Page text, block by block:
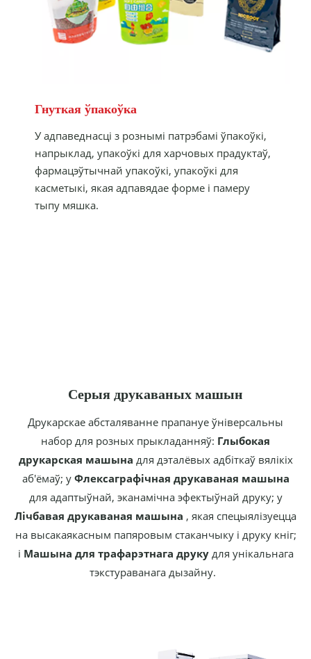
Гнуткая ўпакоўка
У адпаведнасці з рознымі патрэбамі ўпакоўкі,
напрыклад, упакоўкі для харчовых прадуктаў,
фармацэўтычнай упакоўкі, упакоўкі для
касметыкі, якая адпавядае форме і памеру
тыпу мяшка.
Серыя друкаваных машын
Друкарскае абсталяванне прапануе ўніверсальны
набор для розных прыкладанняў: Глыбокая
друкарская машына для дэталёвых адбіткаў вялікіх
аб'ёмаў; у Флексаграфічная друкаваная машына
для адаптыўнай, эканамічна эфектыўнай друку; у
Лічбавая друкаваная машына , якая спецыялізуецца
на высакаякасным папяровым стаканчыку і друку кніг;
і Машына для трафарэтнага друку для унікальнага
тэкстураванага дызайну.